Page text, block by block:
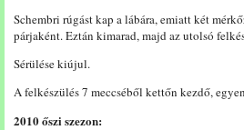
Schembri rúgást kap a lábára, emiatt két
párjaként. Eztán kimarad, majd az utolsó
Sérülése kiújul.
A felkészülés 7 meccséből kettőn kezdő,
2010 őszi szezon: